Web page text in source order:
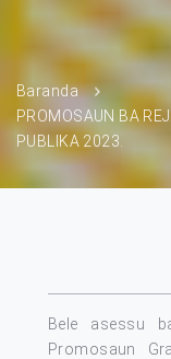
Baranda
PROMOSAUN BA
PUBLIKA 2023.
Bele asessu
Promosaun